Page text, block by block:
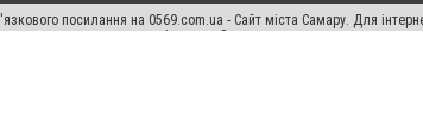
посилання на 0569.com.ua - Сайт міста Самару. Для
виняткових прав переслідується Законом.